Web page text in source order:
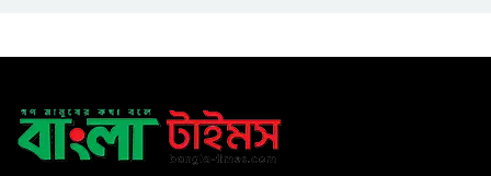
ব্যবহৃত রাখি ডাস্টবিনে ফেলেন?
ভুলেও নয়, জেনে নিন কী করা উচিত